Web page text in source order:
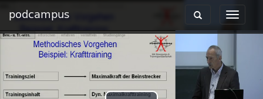
podcampus
Toggle
Toggle
navigation